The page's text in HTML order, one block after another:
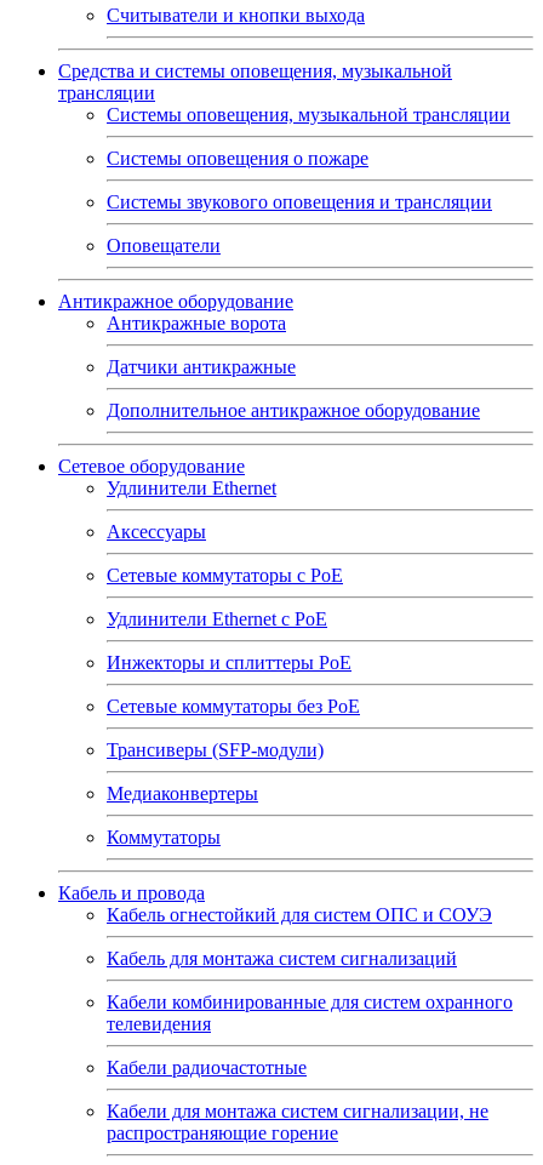
Считыватели и кнопки выхода
Средства и системы оповещения, музыкальной
трансляции
Системы оповещения, музыкальной трансляции
Системы оповещения о пожаре
Системы звукового оповещения и трансляции
Оповещатели
Антикражное оборудование
Антикражные ворота
Датчики антикражные
Дополнительное антикражное оборудование
Сетевое оборудование
Удлинители Ethernet
Аксессуары
Сетевые коммутаторы с РоЕ
Удлинители Ethernet с PoE
Инжекторы и сплиттеры РоЕ
Сетевые коммутаторы без РоЕ
Трансиверы (SFP-модули)
Медиаконвертеры
Коммутаторы
Кабель и провода
Кабель огнестойкий для систем ОПС и СОУЭ
Кабель для монтажа систем сигнализаций
Кабели комбинированные для систем охранного
телевидения
Кабели радиочастотные
Кабели для монтажа систем сигнализации, не
распространяющие горение